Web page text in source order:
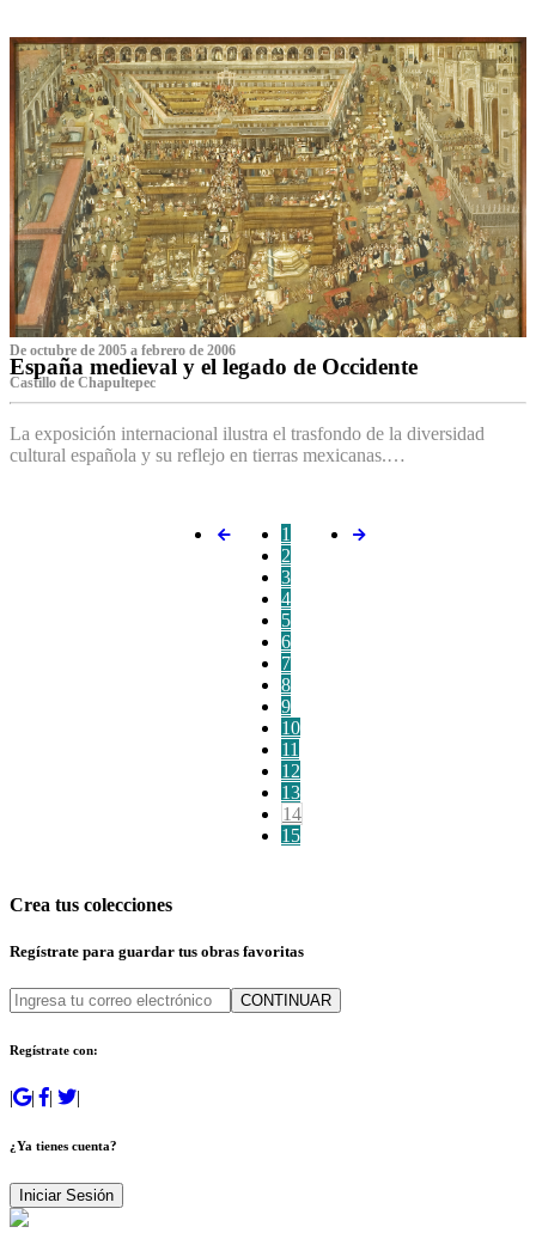
De octubre de 2005 a febrero de 2006
España medieval y el legado de Occidente
Castillo de Chapultepec
La exposición internacional ilustra el trasfondo de la diversidad
cultural española y su reflejo en tierras mexicanas.…
1
2
3
4
5
6
7
8
9
10
11
12
13
14
15
Crea tus colecciones
Regístrate para guardar tus obras favoritas
CONTINUAR
Regístrate con:
| | | |
¿Ya tienes cuenta?
Iniciar Sesión